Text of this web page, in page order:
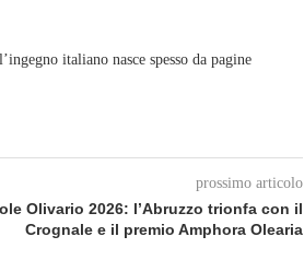
italiano nasce spesso da pagine
prossimo articolo
Olivario 2026: l’Abruzzo trionfa con il
Crognale e il premio Amphora Olearia